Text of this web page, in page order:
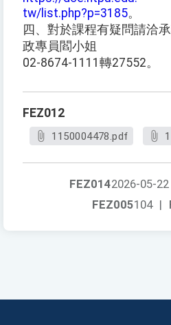
tw/list.php?p=3185。
四、對於課程有疑問請洽
政專員閻小姐
02-8674-1111轉27552。
FEZ012
1150004478.pdf
FEZ0142026-05-22
FEZ005104 |